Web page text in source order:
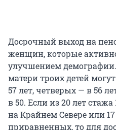
Досрочный выход на
женщин, которые
улучшением демографии.
матери троих детей
57 лет, четверых — в 56
в 50. Если из 20 лет
на Крайнем Севере или
приравненных, то для